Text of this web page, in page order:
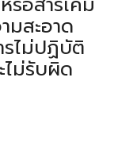
มสะอาด
รไม่ปฏิบัติ
ม่รับผิด